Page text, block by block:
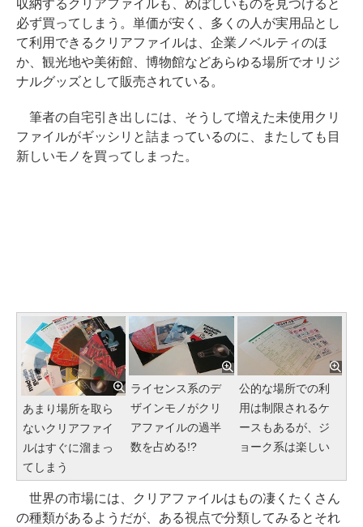
収納するクリアファイルも、めぼしいものを見つけると
必ず買ってしまう。単価が安く、多くの人が実用品とし
て利用できるクリアファイルは、企業ノベルティのほ
か、観光地や美術館、博物館などあらゆる場所でオリジ
ナルグッズとして販売されている。
筆者の自宅引き出しには、そうして増えた未使用クリ
ファイルがギッシリと詰まっているのに、またしても目
新しいモノを買ってしまった。
あまり場所を取ら
ないクリアファイ
ルはすぐに溜まっ
てしまう
ライセンス系のデ
ザインモノがクリ
アファイルの過半
数を占める!?
公的な場所での利
用は制限されるケ
ースもあるが、ジ
ョーク系は楽しい
世界の市場には、クリアファイルはもの凄くたくさん
の種類があるようだが、ある視点で分類してみるとそれ